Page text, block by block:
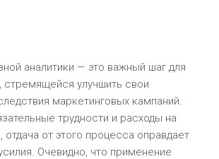
аналитики — это важный шаг для
улучшить свои
маркетинговых кампаний.
трудности и расходы на
отдача от этого процесса оправдает
Очевидно, что применение